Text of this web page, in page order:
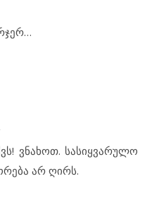
ვნახოთ. სასიყვარულო
არ ღირს.